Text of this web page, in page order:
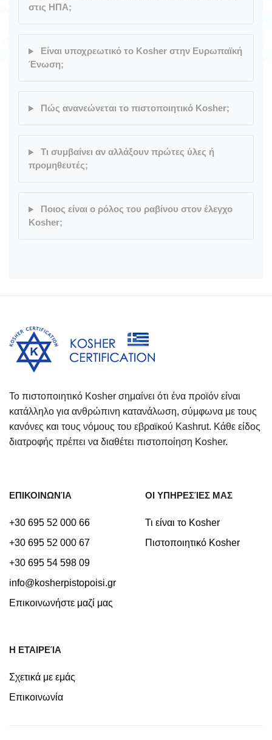
στις ΗΠΑ;
Είναι υποχρεωτικό το Kosher στην Ευρωπαϊκή
Ένωση;
Πώς ανανεώνεται το πιστοποιητικό Kosher;
Τι συμβαίνει αν αλλάξουν πρώτες ύλες ή
προμηθευτές;
Ποιος είναι ο ρόλος του ραβίνου στον έλεγχο
Kosher;
Το πιστοποιητικό Kosher σημαίνει ότι ένα προϊόν είναι
κατάλληλο για ανθρώπινη κατανάλωση, σύμφωνα με τους
κανόνες και τους νόμους του εβραϊκού Kashrut. Κάθε είδος
διατροφής πρέπει να διαθέτει πιστοποίηση Kosher.
ΕΠΙΚΟΙΝΩΝΊΑ
+30 695 52 000 66
+30 695 52 000 67
+30 695 54 598 09
info@kosherpistopoisi.gr
Επικοινωνήστε μαζί μας
ΟΙ ΥΠΗΡΕΣΊΕΣ ΜΑΣ
Τι είναι το Kosher
Πιστοποιητικό Kosher
Η ΕΤΑΙΡΕΊΑ
Σχετικά με εμάς
Επικοινωνία